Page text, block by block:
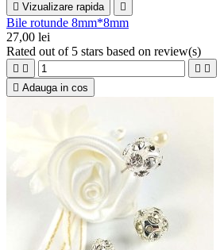
 Vizualizare rapida 
Bile rotunde 8mm*8mm
27,00 lei
Rated out of 5 stars based on review(s)
   
 Adauga in cos